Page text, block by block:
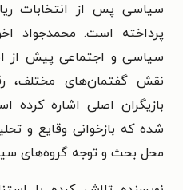
پرداخته است. محمدجواد
سیاسی و اجتماعی پیش از
نقش گفتمان‌های مختلف،
بازیگران اصلی اشاره
شده که بازخوانی وقایع و
محل بحث و توجه گروه‌های